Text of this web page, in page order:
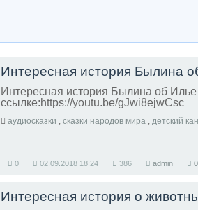
Интересная история Былина
Интересная история Былина об
ссылке:https://youtu.be/gJwi8ejwCsc
аудиосказки , сказки народов мира , детский
0 02.09.2018 18:24 386 admin 0
Интересная история о